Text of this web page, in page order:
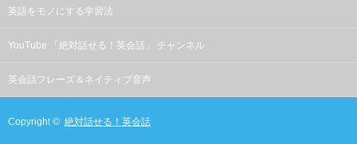
英語をモノにする学習法
YouTube 「絶対話せる！英会話」 チャンネル
英会話フレーズ＆ネイティブ音声
Copyright © 絶対話せる！英会話